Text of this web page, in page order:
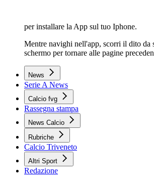
per installare la App sul tuo Iphone.
Mentre navighi nell'app, scorri il dito da
schermo per tornare alle pagine
News
Serie A News
Calcio fvg
Rassegna stampa
News Calcio
Rubriche
Calcio Triveneto
Altri Sport
Redazione